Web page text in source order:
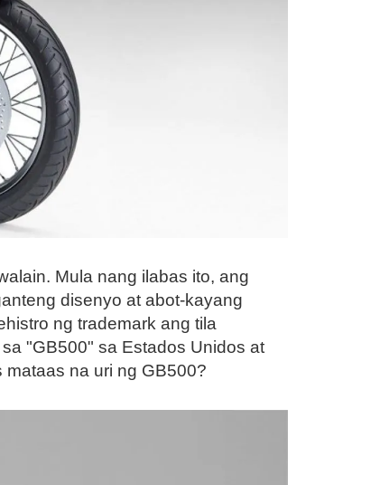
Mula nang ilabas ito, ang
disenyo at abot-kayang
ng trademark ang tila
"GB500" sa Estados Unidos at
na uri ng GB500?